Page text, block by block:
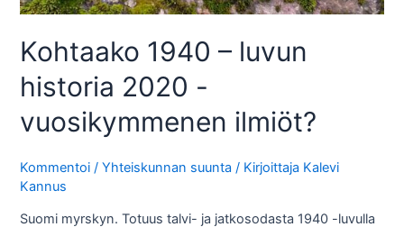
Kohtaako 1940 – luvun
historia 2020 -
vuosikymmenen ilmiöt?
Kommentoi /Yhteiskunnan suunta / Kirjoittaja Kalevi
Kannus
Suomi myrskyn. Totuus talvi- ja jatkosodasta 1940 -luvulla